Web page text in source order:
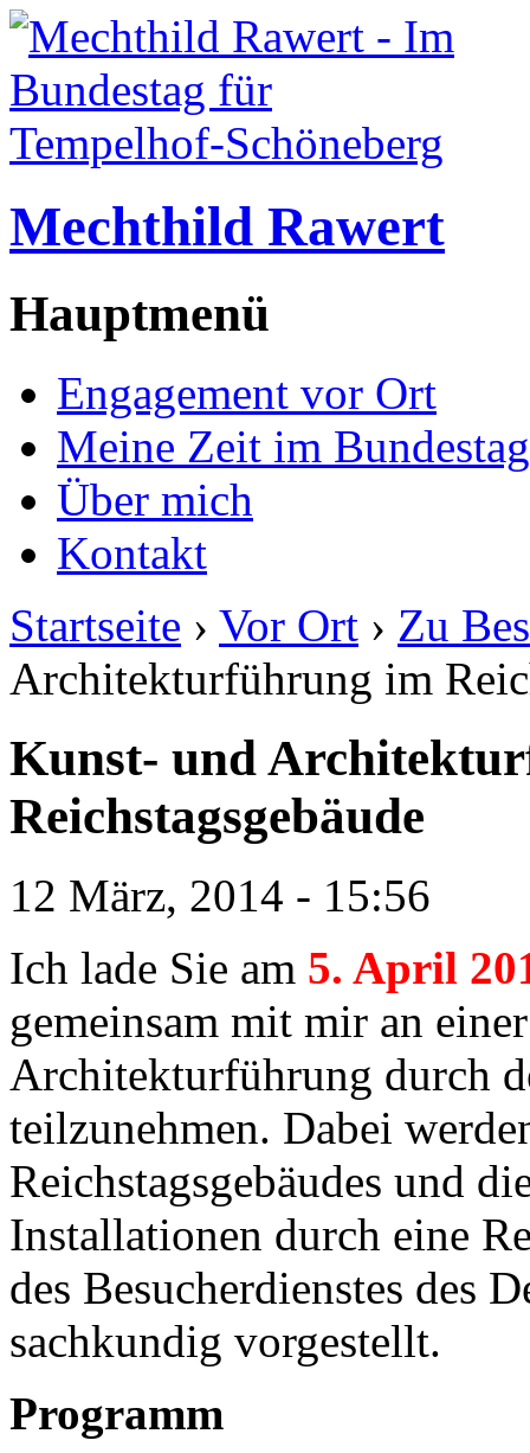
Mechthild Rawert
Hauptmenü
Engagement vor Ort
Meine Zeit im Bundestag
Über mich
Kontakt
Startseite › Vor Ort › Zu
Architekturführung im
Kunst- und
Reichstagsgebäude
12 März, 2014 - 15:56
Ich lade Sie am 5. April
gemeinsam mit mir an
Architekturführung durch
teilzunehmen. Dabei
Reichstagsgebäudes und
Installationen durch eine
des Besucherdienstes des
sachkundig vorgestellt.
Programm